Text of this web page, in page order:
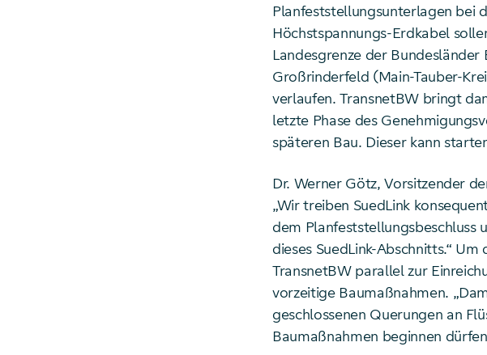
Planfeststellungsunterlagen bei
Höchstspannungs-Erdkabel
Landesgrenze der
Großrinderfeld (Main-Tauber-
verlaufen. TransnetBW bringt
letzte Phase des
späteren Bau. Dieser kann
Dr. Werner Götz, Vorsitzender
„Wir treiben SuedLink
dem Planfeststellungsbeschluss
dieses SuedLink-Abschnitts.“
TransnetBW parallel zur
vorzeitige Baumaßnahmen.
geschlossenen Querungen an
Baumaßnahmen beginnen